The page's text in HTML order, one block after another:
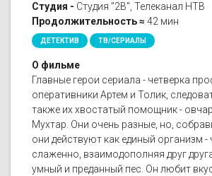
Студия - Студия "2В", Телеканал НТВ
Продолжительность ≈ 42 мин
ДЕТЕКТИВ ТВ/СЕРИАЛЫ
О фильме
Главные герои сериала - четверка
оперативники Артем и Толик,
также их хвостатый помощник -
Мухтар. Они очень разные, но,
они действуют как единый организм -
слаженно, взаимодополняя друг
умный и преданный пес. Он любит